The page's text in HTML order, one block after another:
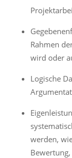
Rahmen
wird oder
Logische
werden,